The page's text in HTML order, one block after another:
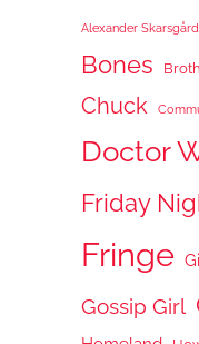
Alexander Skarsgård
Bones
Chuck
Doctor
Friday
Fringe
Gossip Girl